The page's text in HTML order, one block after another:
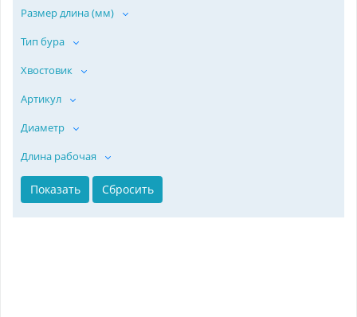
Размер длина (мм)
Тип бура
Хвостовик
Артикул
Диаметр
Длина рабочая